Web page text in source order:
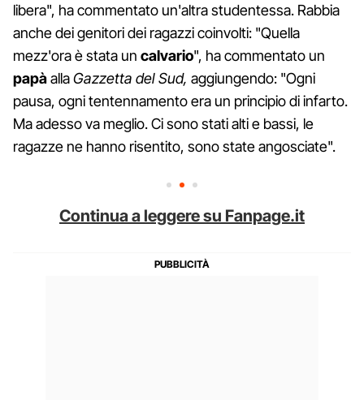
libera", ha commentato un'altra studentessa. Rabbia
anche dei genitori dei ragazzi coinvolti: "Quella
mezz'ora è stata un calvario", ha commentato un
papàallaGazzetta del Sud, aggiungendo: "Ogni
pausa, ogni tentennamento era un principio di infarto.
Ma adesso va meglio. Ci sono stati alti e bassi, le
ragazze ne hanno risentito, sono state angosciate".
Continua a leggere su Fanpage.it